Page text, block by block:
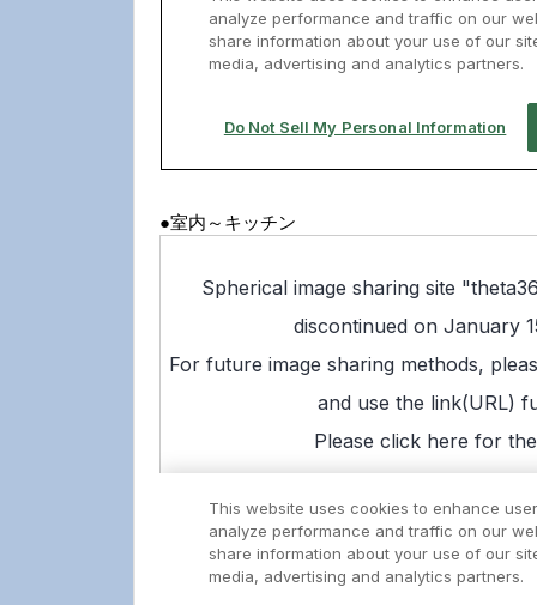
●室内～キッチン